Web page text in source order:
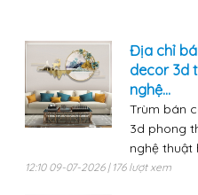
Địa chỉ
decor 3d
nghệ...
Trùm bán
3d phong
nghệ thuật
12:10 09-07-2026 | 176 lượt xem